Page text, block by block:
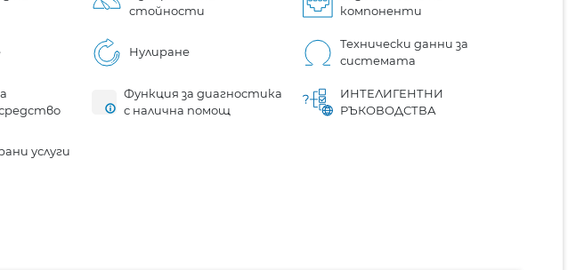
стойности
компоненти
Нулиране
Технически данни за
системата
Функция за диагностика
с налична помощ
ИНТЕЛИГЕНТНИ
РЪКОВОДСТВА
услуги